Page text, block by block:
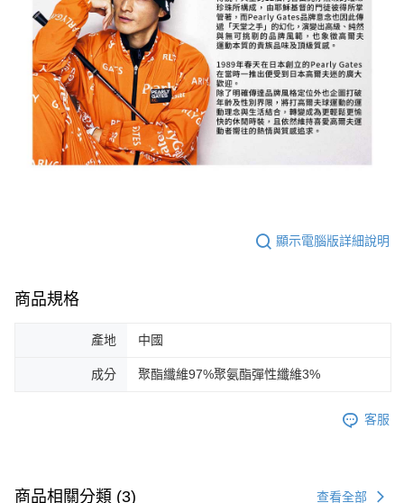
顯示電腦版詳細說明
商品規格
產地 中國
成分 聚酯纖維97%聚氨酯彈性纖維3%
客服
商品相關分類 (3) 查看全部